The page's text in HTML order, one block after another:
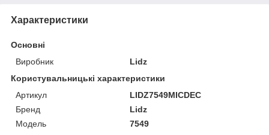
Характеристики
Основні
Виробник
Lidz
Користувальницькі характеристики
Артикул
LIDZ7549MICDEC
Бренд
Lidz
Модель
7549